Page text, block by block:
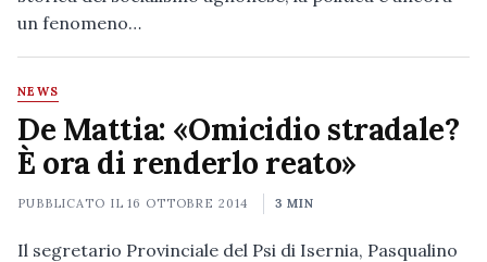
un fenomeno…
NEWS
De Mattia: «Omicidio stradale?
È ora di renderlo reato»
PUBBLICATO IL16 OTTOBRE 2014 3 MIN
Il segretario Provinciale del Psi di Isernia, Pasqualino